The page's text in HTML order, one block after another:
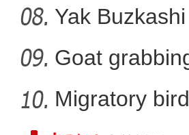
Yak
Goat
Migratory